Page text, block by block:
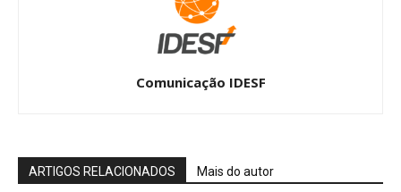
Comunicação IDESF
ARTIGOS RELACIONADOS Mais do autor